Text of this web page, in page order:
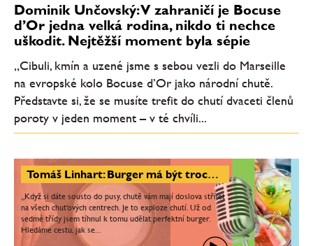
Dominik Unčovský: V zahraničí je Bocuse
d’Or jedna velká rodina, nikdo ti nechce
uškodit. Nejtěžší moment byla sépie
„Cibuli, kmín a uzené jsme s sebou vezli do Marseille
na evropské kolo Bocuse d’Or jako národní chutě.
Představte si, že se musíte trefit do chutí dvaceti členů
poroty v jeden moment – v té chvíli...
Tomáš Linhart: Burger má být trochu sladký, trochu slaný, tučný a mít v sobě i kyselost. Burger je láska
„Když si dáte sousto do pusy, chutě vám mají doslova střílet
na všech chuťových centrech. Je to exploze chutí. Už od
sedmé třídy jsem tíhnul k tomu udělat perfektní burger.
Hledáme cestu, jak se...